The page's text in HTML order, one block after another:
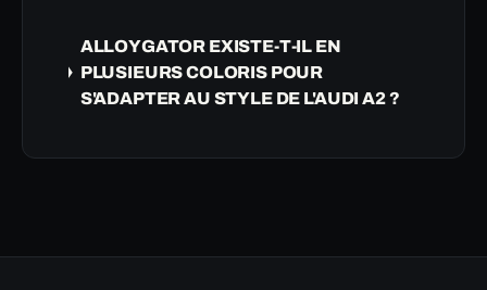
ALLOYGATOR EXISTE-T-IL EN
PLUSIEURS COLORIS POUR
S'ADAPTER AU STYLE DE L'AUDI A2 ?